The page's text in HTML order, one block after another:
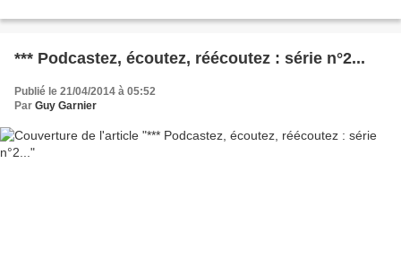
*** Podcastez, écoutez, réécoutez : série n°2...
Publié le 21/04/2014 à 05:52
Par Guy Garnier